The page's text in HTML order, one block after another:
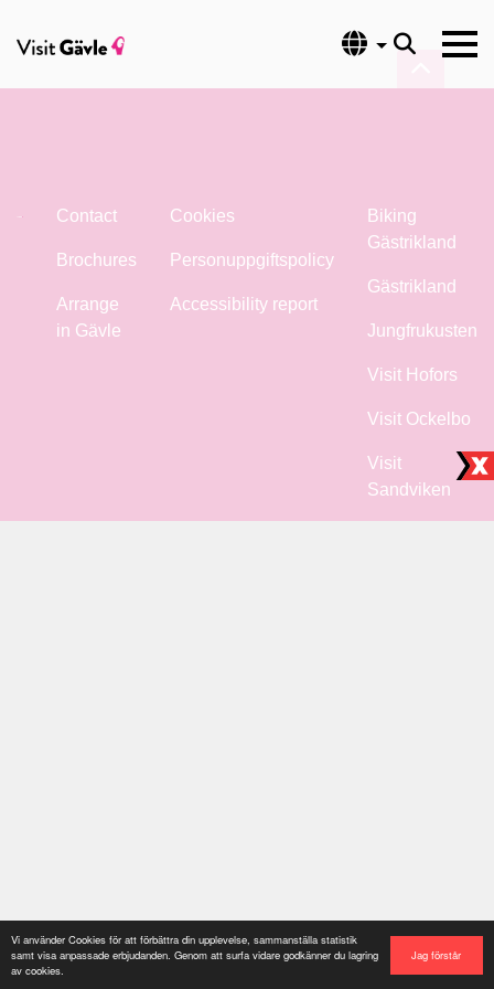
Jag förstår
Vi använder Cookies för att förbättra din upplevelse, sammanställa statistik
samt visa anpassade erbjudanden. Genom att surfa vidare godkänner du lagring
av cookies.
Language
Contact
Brochures
Arrange
in Gävle
Cookies
Personuppgiftspolicy
Accessibility report
Biking
Gästrikland
Gästrikland
Jungfrukusten
Visit Hofors
Visit Ockelbo
Visit
Sandviken